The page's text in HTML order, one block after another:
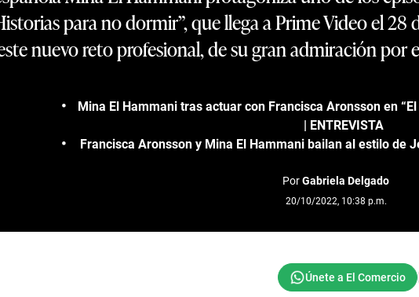
para no dormir”, que llega a Prime Video el
nuevo reto profesional, de su gran admiración
Mina El Hammani tras actuar con Francisca Aronsson en
| ENTREVISTA
Francisca Aronsson y Mina El Hammani bailan al estilo de
PorGabriela Delgado
20/10/2022, 10:38 p.m.